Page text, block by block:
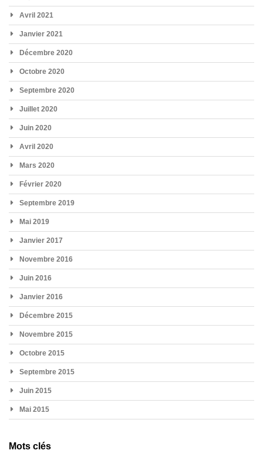
Avril 2021
Janvier 2021
Décembre 2020
Octobre 2020
Septembre 2020
Juillet 2020
Juin 2020
Avril 2020
Mars 2020
Février 2020
Septembre 2019
Mai 2019
Janvier 2017
Novembre 2016
Juin 2016
Janvier 2016
Décembre 2015
Novembre 2015
Octobre 2015
Septembre 2015
Juin 2015
Mai 2015
Mots clés